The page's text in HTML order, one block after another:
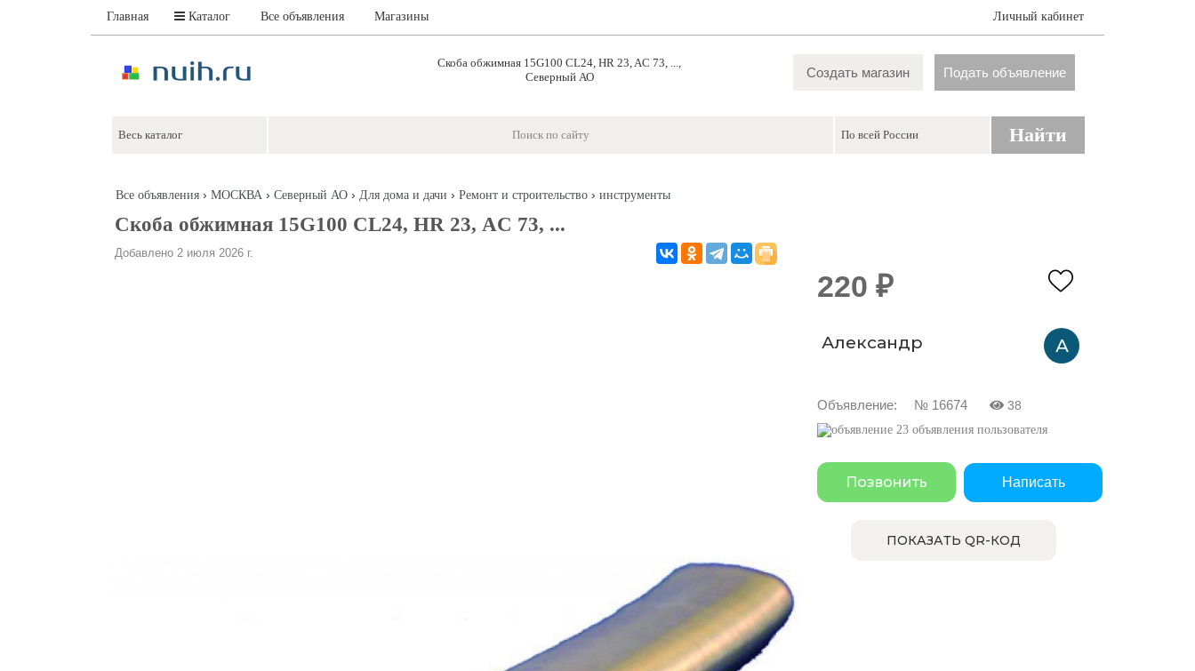
Главная Каталог Все объявления Магазины Личный кабинет
Скоба обжимная 15G100 CL24, HR 23, AC 73, ...,
Северный АО
Создать магазин Подать объявление
Найти
Все объявления› МОСКВА › Северный АО› Для дома и дачи › Ремонт и строительство› инструменты
Скоба обжимная 15G100 CL24, HR 23, AC 73, ...
Добавлено 2 июля 2026 г.
220 ₽
Александр А
Объявление: № 16674 38
23 объявления пользователя
Позвонить Написать
ПОКАЗАТЬ QR-КОД